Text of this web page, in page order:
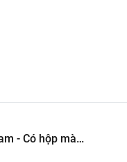
màu